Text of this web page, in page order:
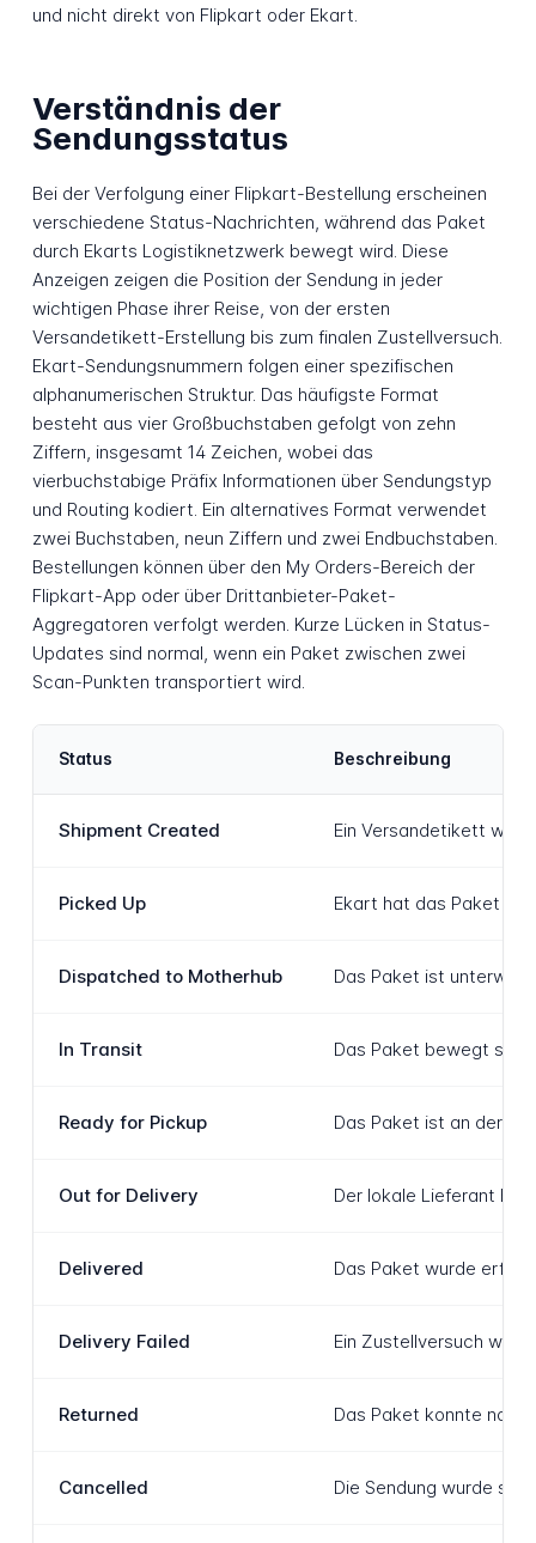
und nicht direkt von Flipkart oder Ekart.
Verständnis der
Sendungsstatus
Bei der Verfolgung einer Flipkart-Bestellung erscheinen
verschiedene Status-Nachrichten, während das Paket
durch Ekarts Logistiknetzwerk bewegt wird. Diese
Anzeigen zeigen die Position der Sendung in jeder
wichtigen Phase ihrer Reise, von der ersten
Versandetikett-Erstellung bis zum finalen Zustellversuch.
Ekart-Sendungsnummern folgen einer spezifischen
alphanumerischen Struktur. Das häufigste Format
besteht aus vier Großbuchstaben gefolgt von zehn
Ziffern, insgesamt 14 Zeichen, wobei das
vierbuchstabige Präfix Informationen über Sendungstyp
und Routing kodiert. Ein alternatives Format verwendet
zwei Buchstaben, neun Ziffern und zwei Endbuchstaben.
Bestellungen können über den My Orders-Bereich der
Flipkart-App oder über Drittanbieter-Paket-
Aggregatoren verfolgt werden. Kurze Lücken in Status-
Updates sind normal, wenn ein Paket zwischen zwei
Scan-Punkten transportiert wird.
Status Beschreibung
Shipment Created Ein Versandetikett
Picked Up Ekart hat das Paket
Dispatched to Motherhub Das Paket ist
In Transit Das Paket bewegt sich
Ready for Pickup Das Paket ist an der
Out for Delivery Der lokale Lieferant
Delivered Das Paket wurde
Delivery Failed Ein Zustellversuch
Returned Das Paket konnte nach
Cancelled Die Sendung wurde